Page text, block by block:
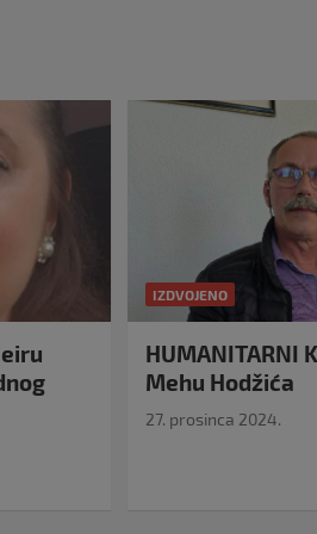
IZDVOJENO
HUMANITARNI
Mehu Hodžića
27. prosinca 2024.